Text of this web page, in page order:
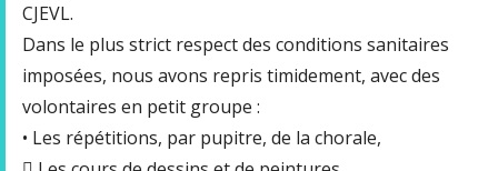
CJEVL.
Dans le plus strict respect des conditions sanitaires
imposées, nous avons repris timidement, avec des
volontaires en petit groupe :
• Les répétitions, par pupitre, de la chorale,